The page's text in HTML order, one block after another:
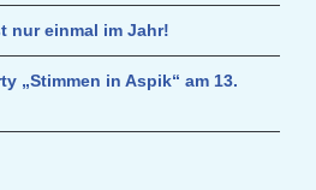
nur einmal im Jahr!
„Stimmen in Aspik“ am 13.